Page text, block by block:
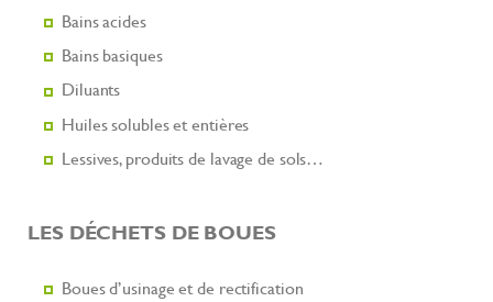
Bains acides
Bains basiques
Diluants
Huiles solubles et entières
Lessives, produits de lavage de sols…
LES DÉCHETS DE BOUES
Boues d’usinage et de rectification